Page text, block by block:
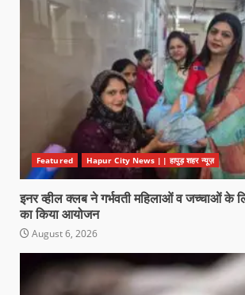
Featured Hapur City News || हापुड़ शहर न्यूज़
इनर व्हील क्लब ने गर्भवती महिलाओं व जच्चाओं के
का किया आयोजन
August 6, 2026